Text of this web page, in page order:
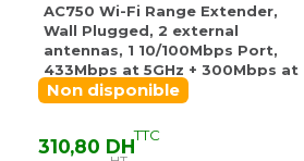
AC750 Wi-Fi Range Extender,
Wall Plugged, 2 external
antennas, 1 10/100Mbps Port,
433Mbps at 5GHz + 300Mbps at
2.4GHz, Range Extender/AP
mode, WPS, Intelligent Signal
Light, Access Control, Power
Schedule, LED Control, Tether
Non disponible
310,80 DHTTC